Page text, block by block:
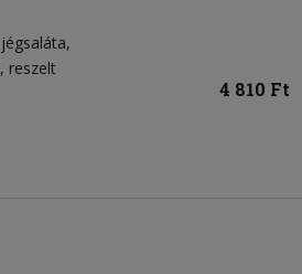
jégsaláta
reszelt
4 810 Ft